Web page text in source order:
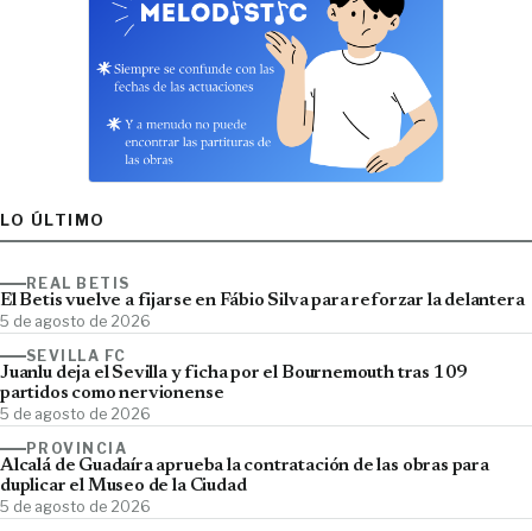
LO ÚLTIMO
REAL BETIS
El Betis vuelve a fijarse en Fábio Silva para reforzar la delantera
5 de agosto de 2026
SEVILLA FC
Juanlu deja el Sevilla y ficha por el Bournemouth tras 109
partidos como nervionense
5 de agosto de 2026
PROVINCIA
Alcalá de Guadaíra aprueba la contratación de las obras para
duplicar el Museo de la Ciudad
5 de agosto de 2026